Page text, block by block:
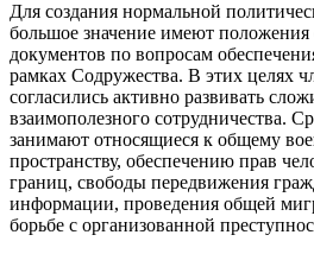
Для создания нормальной
большое значение имеют положения
документов по вопросам
рамках Содружества. В этих целях
согласились активно развивать
взаимополезного сотрудничества.
занимают относящиеся к общему
пространству, обеспечению прав
границ, свободы передвижения
информации, проведения общей
борьбе с организованной